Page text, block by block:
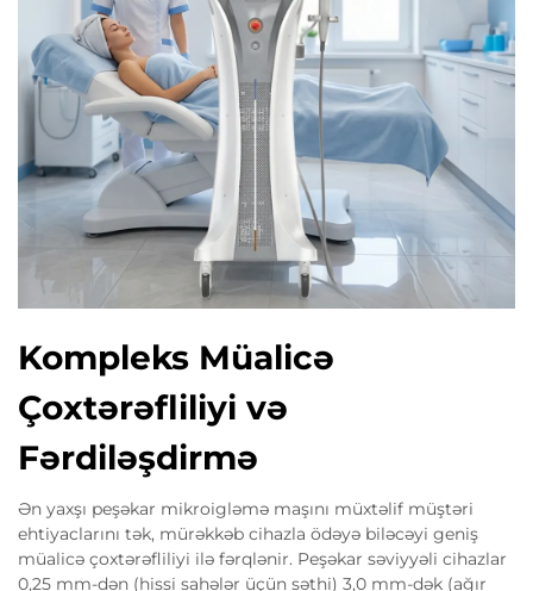
Kompleks Müalicə
Çoxtərəfliliyi və
Fərdiləşdirmə
Ən yaxşı peşəkar mikroigləmə maşını müxtəlif müştəri
ehtiyaclarını tək, mürəkkəb cihazla ödəyə biləcəyi geniş
müalicə çoxtərəfliliyi ilə fərqlənir. Peşəkar səviyyəli cihazlar
0,25 mm-dən (hissi sahələr üçün səthi) 3,0 mm-dək (ağır